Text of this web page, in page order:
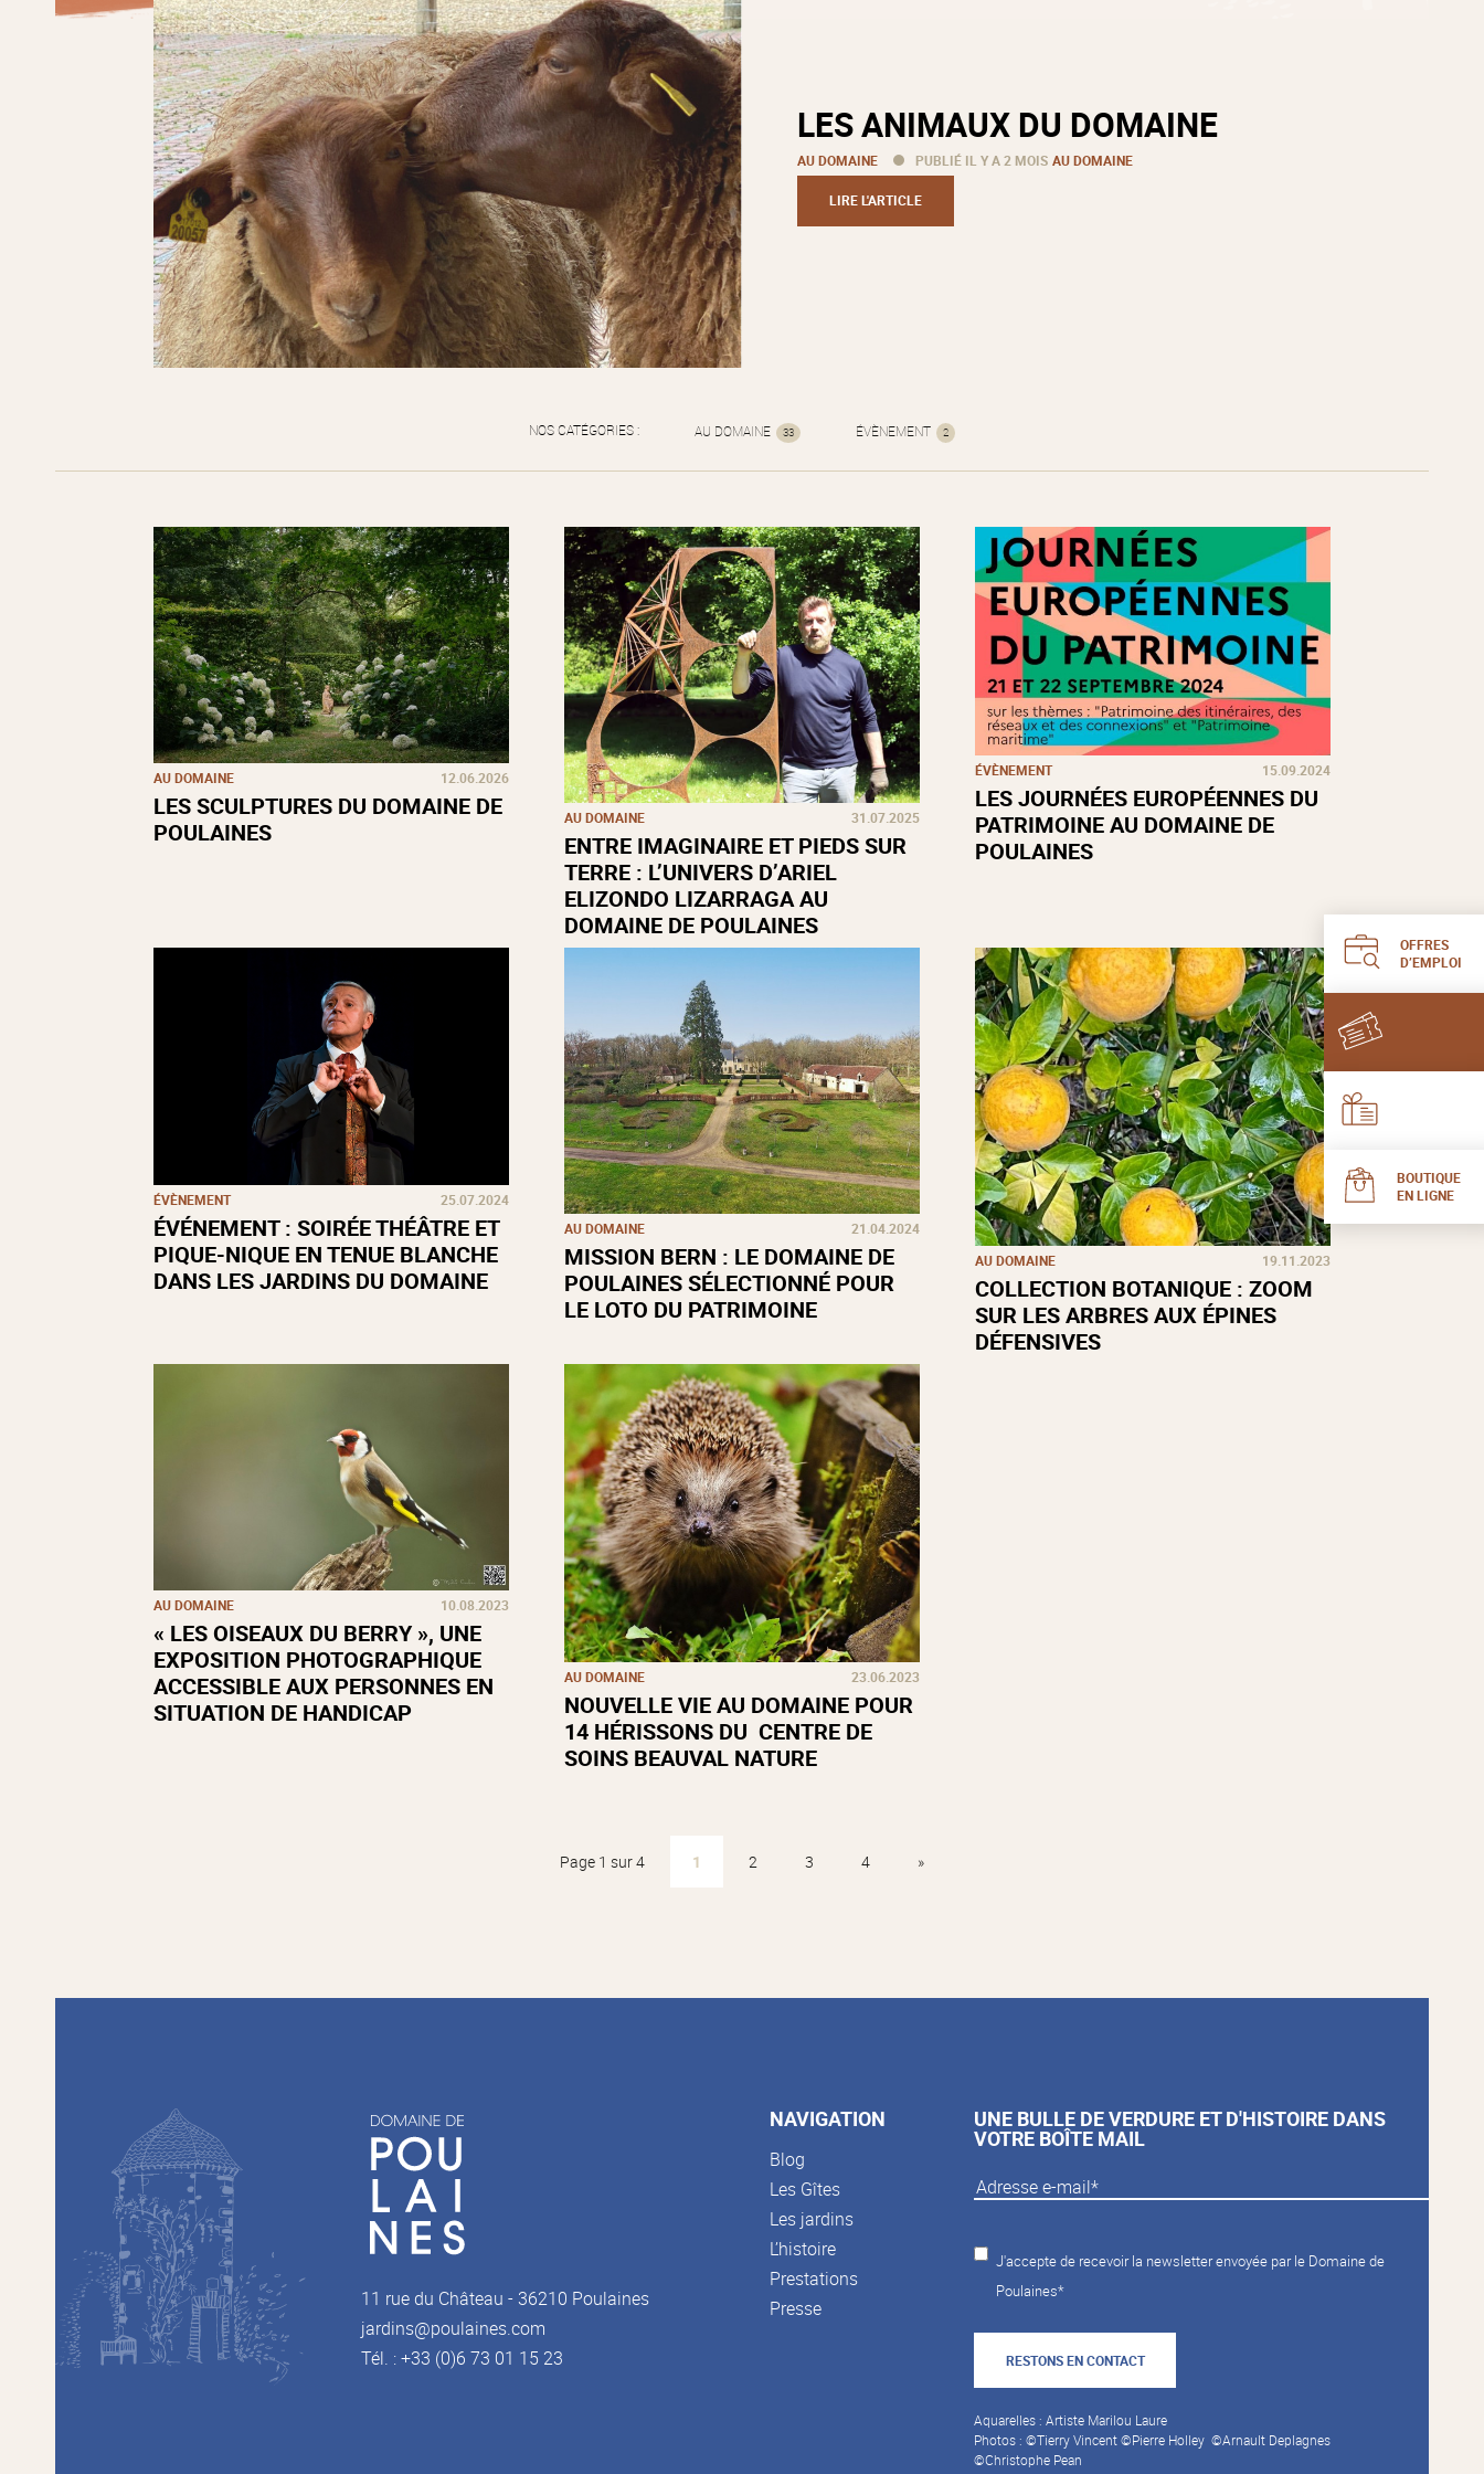
OFFRES
D’EMPLOI
BOUTIQUE
EN LIGNE
LES ANIMAUX DU DOMAINE
AU DOMAINE PUBLIÉ IL Y A 2 MOIS AU DOMAINE
LIRE L'ARTICLE
NOS CATÉGORIES : AU DOMAINE 33 ÉVÈNEMENT 2
AU DOMAINE 12.06.2026
LES SCULPTURES DU DOMAINE DE
POULAINES
AU DOMAINE 31.07.2025
ENTRE IMAGINAIRE ET PIEDS SUR
TERRE : L’UNIVERS D’ARIEL
ELIZONDO LIZARRAGA AU
DOMAINE DE POULAINES
ÉVÈNEMENT 15.09.2024
LES JOURNÉES EUROPÉENNES DU
PATRIMOINE AU DOMAINE DE
POULAINES
ÉVÈNEMENT 25.07.2024
ÉVÉNEMENT : SOIRÉE THÉÂTRE ET
PIQUE-NIQUE EN TENUE BLANCHE
DANS LES JARDINS DU DOMAINE
AU DOMAINE 21.04.2024
MISSION BERN : LE DOMAINE DE
POULAINES SÉLECTIONNÉ POUR
LE LOTO DU PATRIMOINE
AU DOMAINE 19.11.2023
COLLECTION BOTANIQUE : ZOOM
SUR LES ARBRES AUX ÉPINES
DÉFENSIVES
AU DOMAINE 10.08.2023
« LES OISEAUX DU BERRY », UNE
EXPOSITION PHOTOGRAPHIQUE
ACCESSIBLE AUX PERSONNES EN
SITUATION DE HANDICAP
AU DOMAINE 23.06.2023
NOUVELLE VIE AU DOMAINE POUR
14 HÉRISSONS DU CENTRE DE
SOINS BEAUVAL NATURE
Page 1 sur 4 1 2 3 4 »
11 rue du Château - 36210 Poulaines
jardins@poulaines.com
Tél. : +33 (0)6 73 01 15 23
NAVIGATION
Blog
Les Gîtes
Les jardins
L’histoire
Prestations
Presse
UNE BULLE DE VERDURE ET D'HISTOIRE DANS
VOTRE BOÎTE MAIL
J'accepte de recevoir la newsletter envoyée par le Domaine de
Poulaines*
RESTONS EN CONTACT
Aquarelles : Artiste Marilou Laure
Photos : ©Tierry Vincent ©Pierre Holley ©Arnault Deplagnes
©Christophe Pean